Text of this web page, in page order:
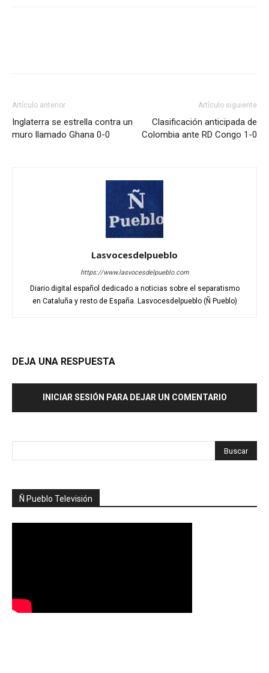
Artículo anterior
Inglaterra se estrella contra un
muro llamado Ghana 0-0
Artículo siguiente
Clasificación anticipada de
Colombia ante RD Congo 1-0
Lasvocesdelpueblo
https://www.lasvocesdelpueblo.com
Diario digital español dedicado a noticias sobre el separatismo
en Cataluña y resto de España. Lasvocesdelpueblo (Ñ Pueblo)
DEJA UNA RESPUESTA
INICIAR SESIÓN PARA DEJAR UN COMENTARIO
Ñ Pueblo Televisión